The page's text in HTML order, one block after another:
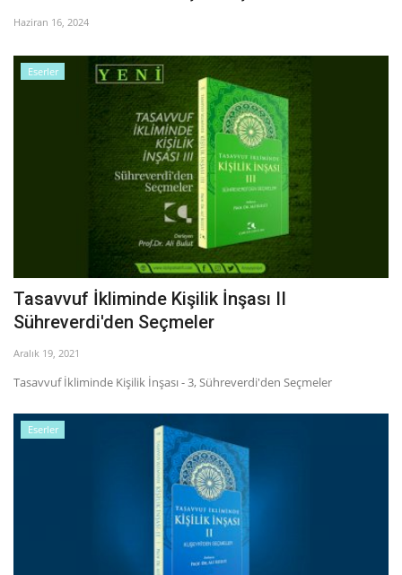
Haziran 16, 2024
Eserler
Tasavvuf İkliminde Kişilik İnşası II
Sühreverdi'den Seçmeler
Aralık 19, 2021
Tasavvuf İkliminde Kişilik İnşası - 3, Sühreverdi'den Seçmeler
Eserler